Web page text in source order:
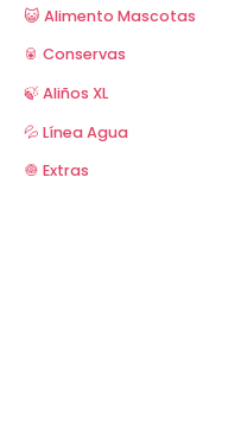
😺 Alimento Mascotas
🥫 Conservas
🍃 Aliños XL
💦 Línea Agua
🧅 Extras